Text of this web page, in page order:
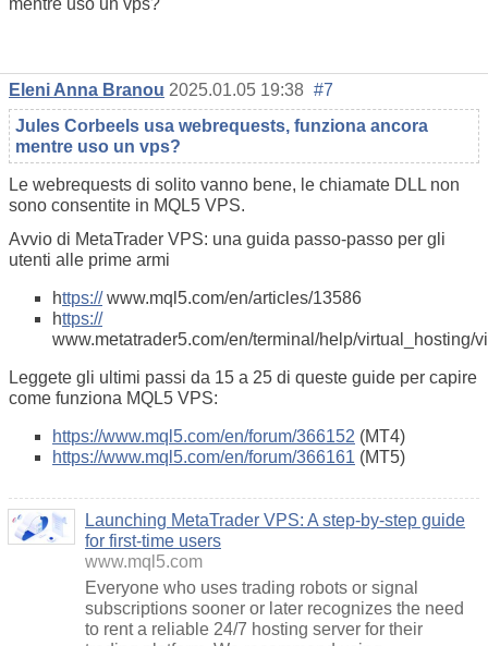
mentre uso un vps?
Eleni Anna Branou 2025.01.05 19:38 #7
Jules Corbeels usa webrequests, funziona ancora
mentre uso un vps?
Le webrequests di solito vanno bene, le chiamate DLL non
sono consentite in MQL5 VPS.
Avvio di MetaTrader VPS: una guida passo-passo per gli
utenti alle prime armi
https://www.mql5.com/en/articles/13586
https://
www.metatrader5.com/en/terminal/help/virtual_hosting/
Leggete gli ultimi passi da 15 a 25 di queste guide per capire
come funziona MQL5 VPS:
https://www.mql5.com/en/forum/366152 (MT4)
https://www.mql5.com/en/forum/366161 (MT5)
Launching MetaTrader VPS: A step-by-step guide
for first-time users
www.mql5.com
Everyone who uses trading robots or signal
subscriptions sooner or later recognizes the need
to rent a reliable 24/7 hosting server for their